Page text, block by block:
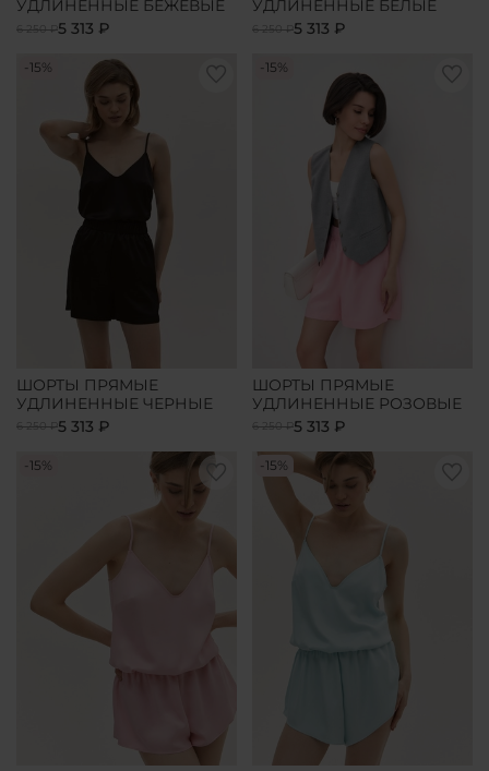
УДЛИНЕННЫЕ БЕЖЕВЫЕ
6 250 ₽5 313 ₽
УДЛИНЕННЫЕ БЕЛЫЕ
6 250 ₽5 313 ₽
-15%
ШОРТЫ ПРЯМЫЕ
УДЛИНЕННЫЕ ЧЕРНЫЕ
6 250 ₽5 313 ₽
-15%
ШОРТЫ ПРЯМЫЕ
УДЛИНЕННЫЕ РОЗОВЫЕ
6 250 ₽5 313 ₽
-15% -15%